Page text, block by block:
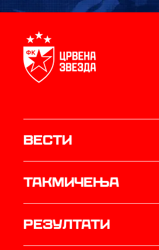
Вести
Такмичења
резултати